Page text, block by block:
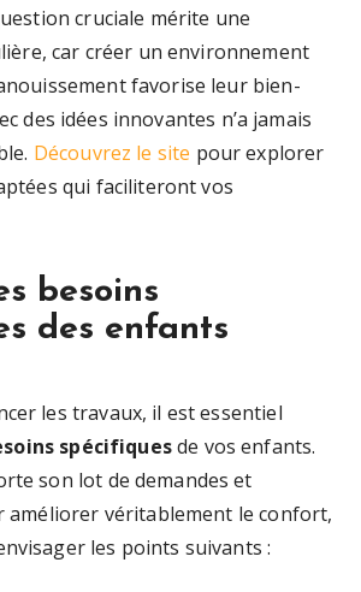
cruciale mérite une
car créer un environnement
favorise leur bien-
des idées innovantes n’a jamais
Découvrez le site pour explorer
qui faciliteront vos
besoins
des enfants
les travaux, il est essentiel
spécifiquesde vos enfants.
son lot de demandes et
améliorer véritablement le confort,
les points suivants :